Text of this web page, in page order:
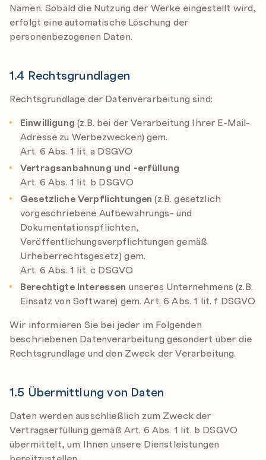
Namen. Sobald die Nutzung der Werke eingestellt wird,
erfolgt eine automatische Löschung der
personenbezogenen Daten.
1.4 Rechtsgrundlagen
Rechtsgrundlage der Datenverarbeitung sind:
Einwilligung (z.B. bei der Verarbeitung Ihrer E-Mail-
Adresse zu Werbezwecken) gem.
Art. 6 Abs. 1 lit. a DSGVO
Vertragsanbahnung und -erfüllung
Art. 6 Abs. 1 lit. b DSGVO
Gesetzliche Verpflichtungen(z.B. gesetzlich
vorgeschriebene Aufbewahrungs- und
Dokumentationspflichten,
Veröffentlichungsverpflichtungen gemäß
Urheberrechtsgesetz) gem.
Art. 6 Abs. 1 lit. c DSGVO
Berechtigte Interessen unseres Unternehmens (z.B.
Einsatz von Software) gem. Art. 6 Abs. 1 lit. f DSGVO
Wir informieren Sie bei jeder im Folgenden
beschriebenen Datenverarbeitung gesondert über die
Rechtsgrundlage und den Zweck der Verarbeitung.
1.5 Übermittlung von Daten
Daten werden ausschließlich zum Zweck der
Vertragserfüllung gemäß Art. 6 Abs. 1 lit. b DSGVO
übermittelt, um Ihnen unsere Dienstleistungen